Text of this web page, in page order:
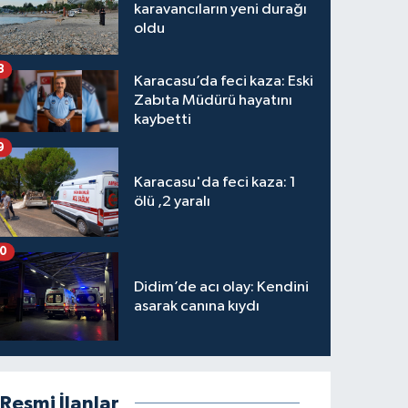
karavancıların yeni durağı
oldu
Karacasu’da feci kaza: Eski
Zabıta Müdürü hayatını
kaybetti
Karacasu'da feci kaza: 1
ölü ,2 yaralı
Didim’de acı olay: Kendini
asarak canına kıydı
Resmi İlanlar